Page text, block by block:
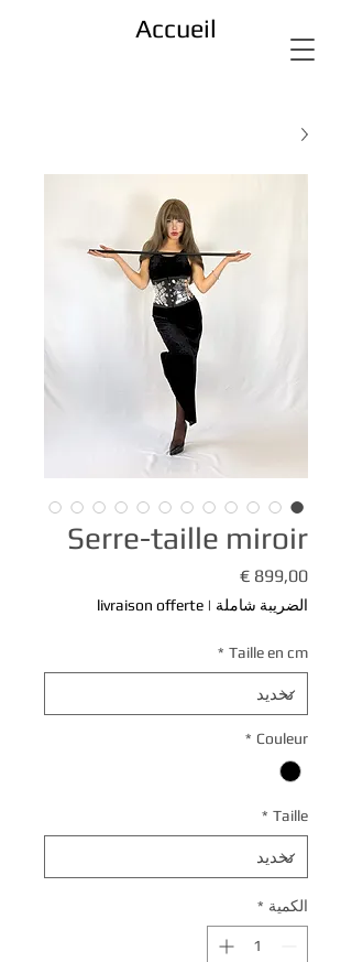
Accueil
Serre-taille miroir
السعر
الضريبة شاملة |
livraison offerte
Taille en cm
*
Couleur
*
Taille
*
الكمية *